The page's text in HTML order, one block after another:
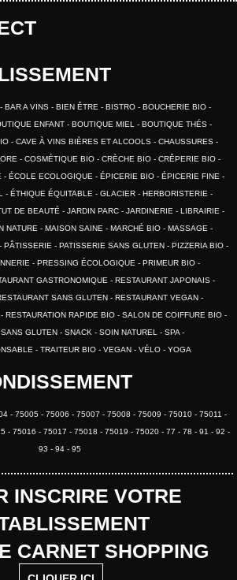
BAR A VINS BIEN ÊTRE BISTRO
BOUCHERIE BIO
ENFANT BOUTIQUE MIEL
BOUTIQUE THÉS
CAVE À VINS BIÈRES ET ALCOOLS
CHAUSSURES
COSMÉTIQUE BIO CRÈCHE BIO
CRÊPERIE BIO
ÉCOLE ECOLOGIQUE ÉPICERIE BIO
ÉPICERIE FINE
ÉTHIQUE ÉQUITABLE GLACIER
HERBORISTERIE
DE BEAUTÉ JARDIN PARC JARDINERIE
LIBRAIRIE
NATURE MAISON SAINE MARCHÉ BIO
MASSAGE
PÂTISSERIE PATISSERIE SANS GLUTEN
PIZZERIA BIO
PRESSING ÉCOLOGIQUE
PRIMEUR BIO
GASTRONOMIQUE
RESTAURANT JAPONAIS
SANS GLUTEN
RESTAURANT VEGAN
RESTAURATION RAPIDE BIO
SALON DE COIFFURE BIO
SANS GLUTEN SNACK SOIN NATUREL
SPA
TRAITEUR BIO VEGAN VÉLO YOGA
75005 75006 75007 75008 75009 75010
75011
75016 75017 75018 75019 75020 77 78 91
92
93
94 95
INSCRIRE VOTRE
CARNET SHOPPING